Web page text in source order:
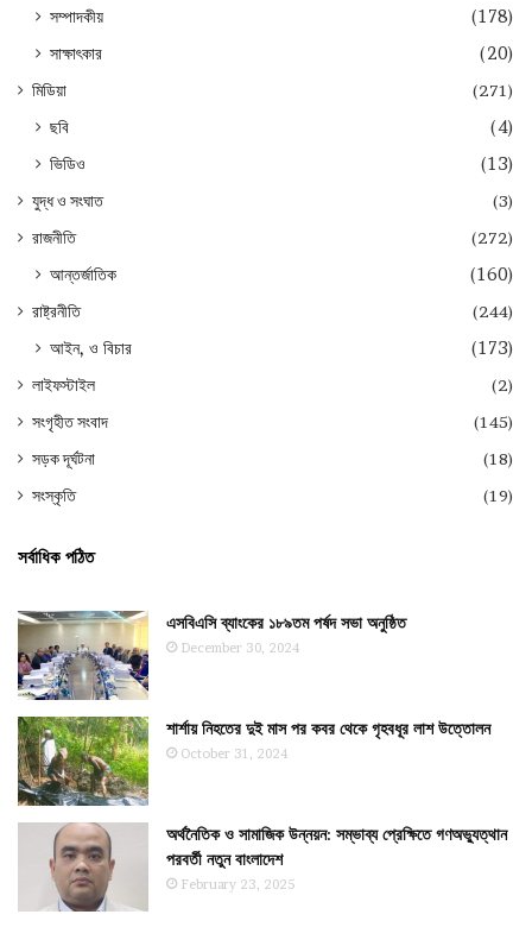
সম্পাদকীয়
(178)
সাক্ষাৎকার
(20)
মিডিয়া (271)
ছবি
(4)
ভিডিও
(13)
যুদ্ধ ও সংঘাত
(3)
রাজনীতি
(272)
আন্তর্জাতিক (160)
রাষ্ট্রনীতি (244)
আইন, ও বিচার (173)
লাইফস্টাইল
(2)
সংগৃহীত সংবাদ
(145)
সড়ক দূর্ঘটনা
(18)
সংস্কৃতি
(19)
সর্বাধিক পঠিত
এসবিএসি ব্যাংকের ১৮৯তম পর্ষদ সভা অনুষ্ঠিত
December 30, 2024
শার্শায় নিহতের দুই মাস পর কবর থেকে গৃহবধূর লাশ উত্তোলন
October 31, 2024
অর্থনৈতিক ও সামাজিক উন্নয়ন: সম্ভাব্য প্রেক্ষিতে গণঅভ্যুত্থান
পরবর্তী নতুন বাংলাদেশ
February 23, 2025